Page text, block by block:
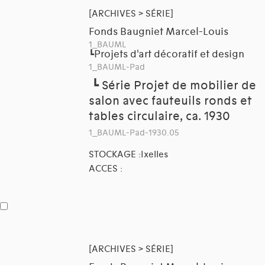
[ARCHIVES > SÉRIE]
Fonds Baugniet Marcel-Louis
1_BAUML
┗Projets d'art décoratif et design
1_BAUML-Pad
┗ Série Projet de mobilier de
salon avec fauteuils ronds et
tables circulaire, ca. 1930
1_BAUML-Pad-1930.05
STOCKAGE :Ixelles
ACCES :
[ARCHIVES > SÉRIE]